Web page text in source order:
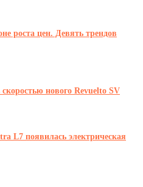
роста цен. Девять трендов
нового Revuelto SV
L7 появилась электрическая